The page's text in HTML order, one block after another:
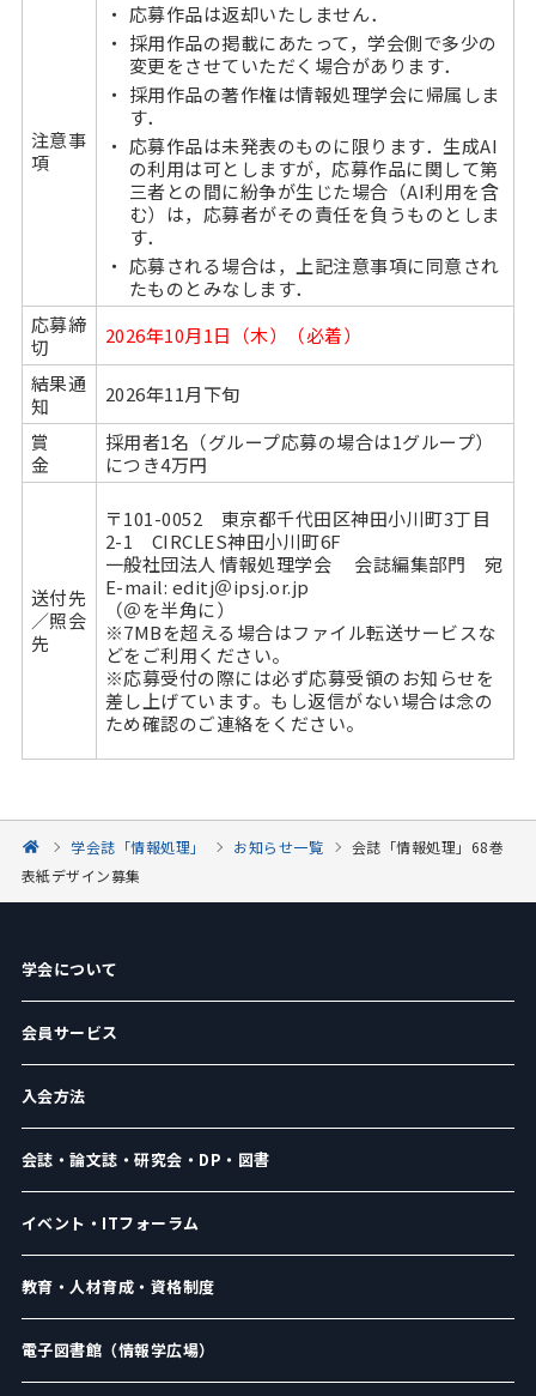
注意事
項
応募作品は返却いたしません．
採用作品の掲載にあたって，学会側で多少の
変更をさせていただく場合があります．
採用作品の著作権は情報処理学会に帰属しま
す．
応募作品は未発表のものに限ります．生成AI
の利用は可としますが，応募作品に関して第
三者との間に紛争が生じた場合（AI利用を含
む）は，応募者がその責任を負うものとしま
す．
応募される場合は，上記注意事項に同意され
たものとみなします．
応募締
切
2026年10月1日（木）（必着）
結果通
知
2026年11月下旬
賞
金
採用者1名（グループ応募の場合は1グループ）
につき4万円
送付先
／照会
先
〒101-0052 東京都千代田区神田小川町3丁目
2-1 CIRCLES神田小川町6F
一般社団法人 情報処理学会 会誌編集部門 宛
E-mail: editj＠ipsj.or.jp
（＠を半角に）
※7MBを超える場合はファイル転送サービスな
どをご利用ください。
※応募受付の際には必ず応募受領のお知らせを
差し上げています。もし返信がない場合は念の
ため確認のご連絡をください。
学会誌「情報処理」 お知らせ一覧
会誌「情報処理」68巻
表紙デザイン募集
学会について
会員サービス
入会方法
会誌・論文誌・研究会・DP・図書
イベント・ITフォーラム
教育・人材育成・資格制度
電子図書館（情報学広場）